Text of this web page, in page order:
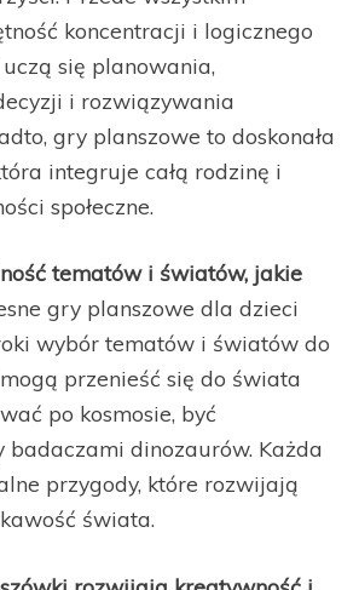
koncentracji i logicznego
się planowania,
i rozwiązywania
gry planszowe to doskonała
integruje całą rodzinę i
społeczne.
tematów i światów, jakie
gry planszowe dla dzieci
wybór tematów i światów do
przenieść się do świata
po kosmosie, być
badaczami dinozaurów. Każda
przygody, które rozwijają
świata.